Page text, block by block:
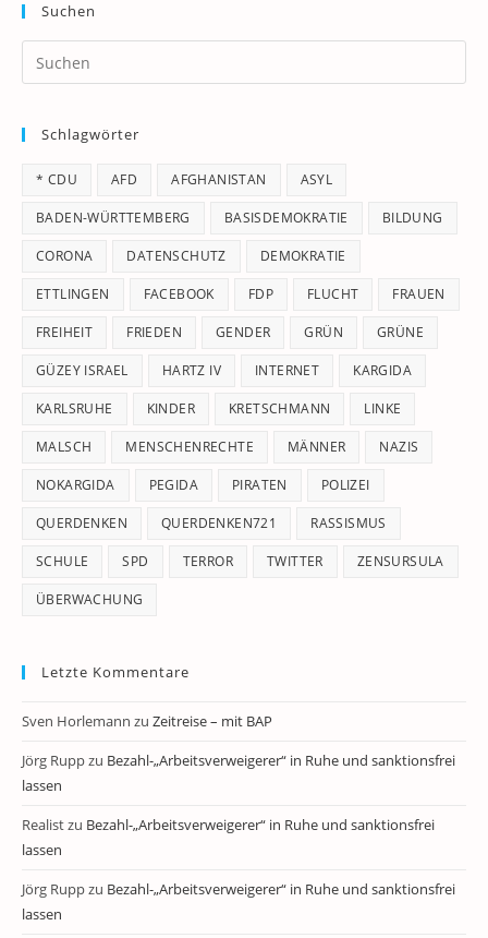
Suchen
Schlagwörter
* CDU AFD AFGHANISTAN ASYL
BADEN-WÜRTTEMBERG BASISDEMOKRATIE BILDUNG
CORONA DATENSCHUTZ DEMOKRATIE
ETTLINGEN FACEBOOK FDP FLUCHT FRAUEN
FREIHEIT FRIEDEN GENDER GRÜN GRÜNE
GÜZEY ISRAEL HARTZ IV INTERNET KARGIDA
KARLSRUHE KINDER KRETSCHMANN LINKE
MALSCH MENSCHENRECHTE MÄNNER NAZIS
NOKARGIDA PEGIDA PIRATEN POLIZEI
QUERDENKEN QUERDENKEN721 RASSISMUS
SCHULE SPD TERROR TWITTER ZENSURSULA
ÜBERWACHUNG
Letzte Kommentare
Sven Horlemann zu Zeitreise – mit BAP
Jörg Ruppzu Bezahl-„Arbeitsverweigerer“ in Ruhe und sanktionsfrei
lassen
Realistzu Bezahl-„Arbeitsverweigerer“ in Ruhe und sanktionsfrei
lassen
Jörg Ruppzu Bezahl-„Arbeitsverweigerer“ in Ruhe und sanktionsfrei
lassen